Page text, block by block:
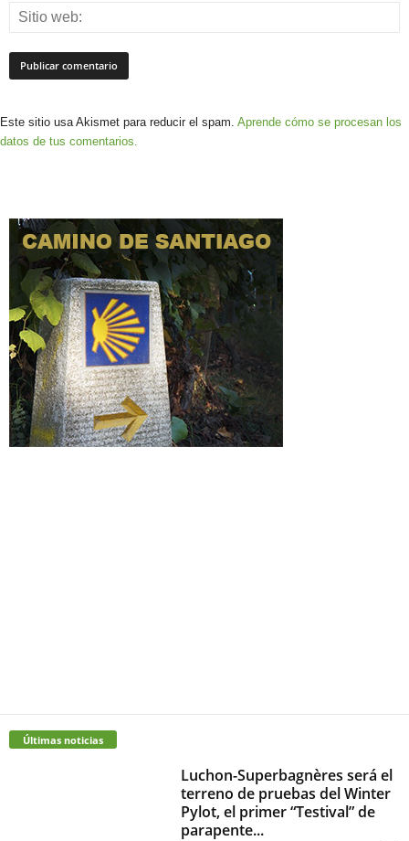
Este sitio usa Akismet para reducir el spam. Aprende cómo se procesan los
datos de tus comentarios.
Últimas noticias
Luchon-Superbagnères será el
terreno de pruebas del Winter
Pylot, el primer “Testival” de
parapente...